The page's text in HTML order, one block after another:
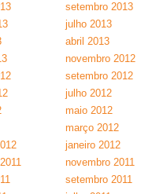
setembro 2013
julho 2013
abril 2013
novembro 2012
setembro 2012
julho 2012
maio 2012
março 2012
janeiro 2012
novembro 2011
setembro 2011